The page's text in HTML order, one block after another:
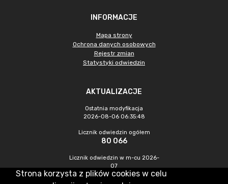
INFORMACJE
Mapa strony
Ochrona danych osobowych
Rejestr zmian
Statystyki odwiedzin
AKTUALIZACJE
Ostatnia modyfikacja
2026-08-06 06:35:48
Licznik odwiedzin ogółem
80 066
Licznik odwiedzin w m-cu 2026-
07
184
Strona korzysta z plików cookies w celu